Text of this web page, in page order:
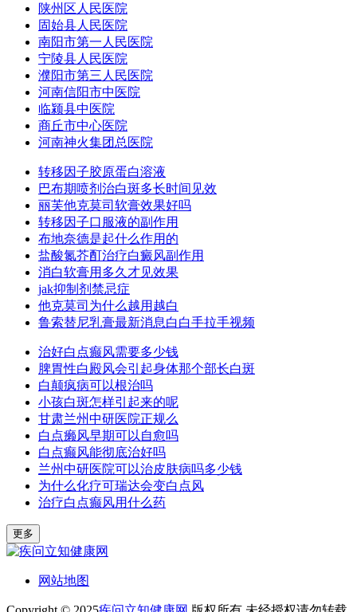
陕州区人民医院
固始县人民医院
南阳市第一人民医院
宁陵县人民医院
濮阳市第三人民医院
河南信阳市中医院
临颍县中医院
商丘市中心医院
河南神火集团总医院
转移因子胶原蛋白溶液
巴布期喷剂治白斑多长时间见效
丽芙他克莫司软膏效果好吗
转移因子口服液的副作用
布地奈德是起什么作用的
盐酸氮芥酊治疗白癜风副作用
消白软膏用多久才见效果
jak抑制剂禁忌症
他克莫司为什么越用越白
鲁索替尼乳膏最新消息白白手拉手视频
治好白点癫风需要多少钱
脾胃性白殿风会引起身体那个部长白斑
白颠疯病可以根治吗
小孩白斑怎样引起来的呢
甘肃兰州中研医院正规么
白点癞风早期可以自愈吗
白点癫风能彻底治好吗
兰州中研医院可以治皮肤病吗多少钱
为什么化疗可瑞达会变白点风
治疗白点癫风用什么药
更多
网站地图